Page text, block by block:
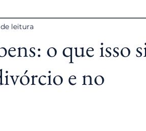
Imobiliária
o que isso
e no
leitura